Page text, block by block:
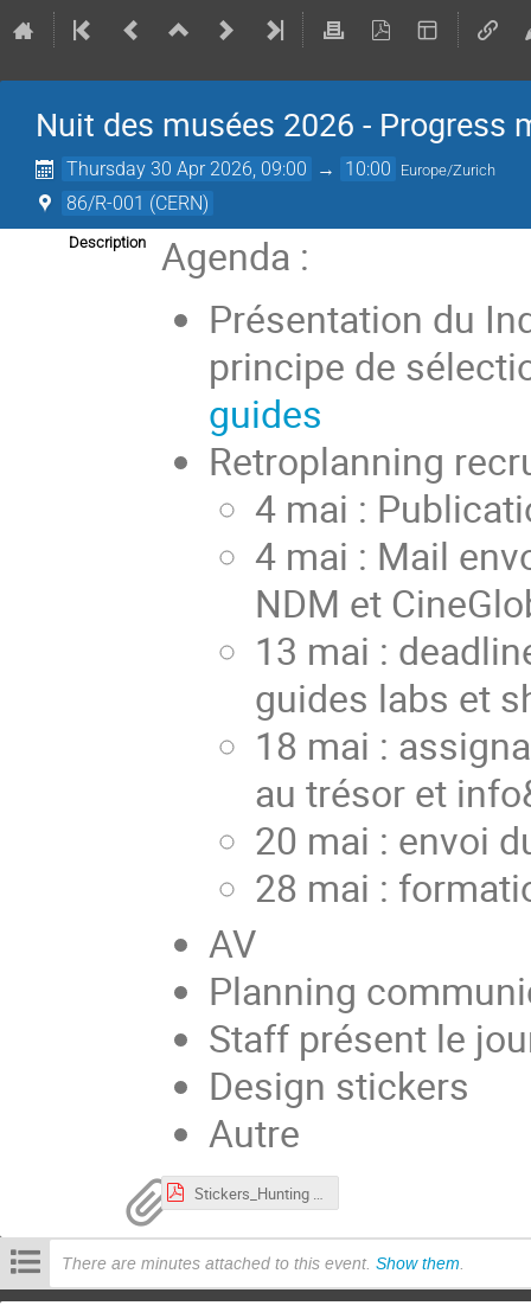
Nuit des musées 2026 - Progress
Thursday 30 Apr 2026, 09:00 → 10:00 Europe/Zurich
86/R-001 (CERN)
Description
Agenda :
Présentation du
principe de
guides
Retroplanning
4 mai :
4 mai : Mail
NDM et
13 mai :
guides labs et
18 mai :
au trésor et
20 mai : envoi
28 mai :
AV
Planning
Staff présent le
Design stickers
Autre
Stickers_Hunting the Higgs_vector.pdf
There are minutes attached to this event. Show them.